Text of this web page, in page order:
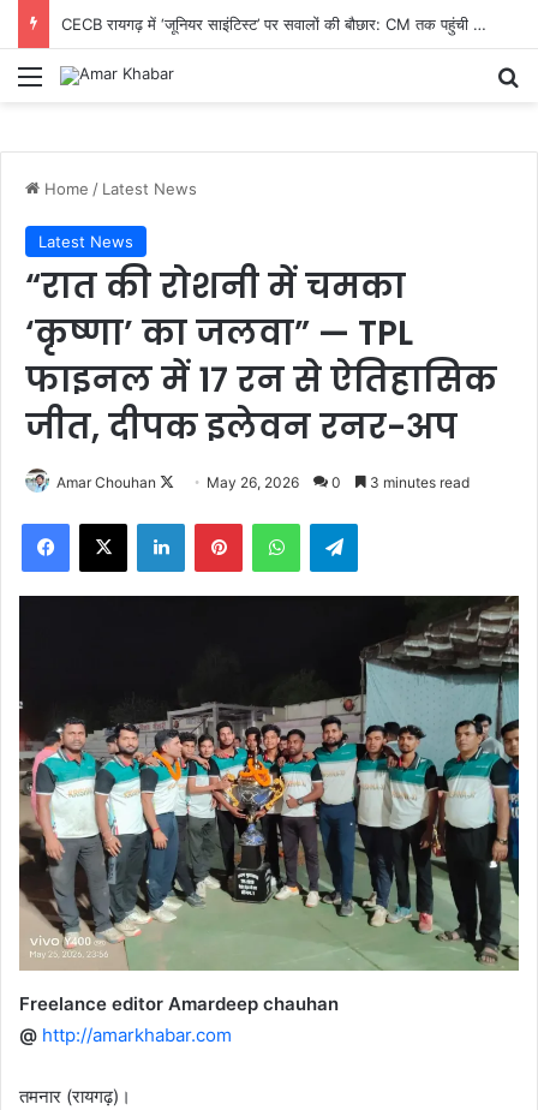
CECB रायगढ़ में ‘जूनियर साइंटिस्ट’ पर सवालों की बौछार: CM तक पहुंची शिकायत, निष्पक्ष जांच और तबादले की मांग तेज
Menu
Home / Latest News
Latest News
“रात की रोशनी में चमका
‘कृष्णा’ का जलवा” — TPL
फाइनल में 17 रन से ऐतिहासिक
जीत, दीपक इलेवन रनर-अप
Amar Chouhan
FollowMay 26, 2026 0 3 minutes read
Facebook
X LinkedInPinterestWhatsAppTelegram
Freelance editor Amardeep chauhan
@ http://amarkhabar.com
तमनार (रायगढ़)।